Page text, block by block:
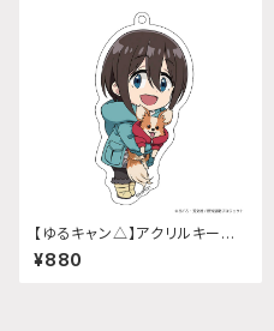
【ゆるキャン△】アクリルキーホ
ルダー (『SEASON3』斉藤 恵
那)
¥880